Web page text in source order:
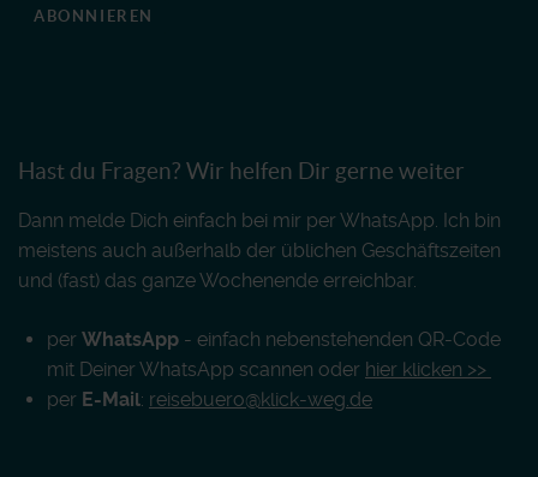
ABONNIEREN
Hast du Fragen? Wir helfen Dir gerne weiter
Dann melde Dich einfach bei mir per WhatsApp. Ich bin
meistens auch außerhalb der üblichen Geschäftszeiten
und (fast) das ganze Wochenende erreichbar.
per WhatsApp - einfach nebenstehenden QR-Code
mit Deiner WhatsApp scannen oder hier klicken >>
per E-Mail: reisebuero@klick-weg.de